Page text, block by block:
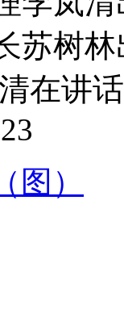
苏树
讲话
）